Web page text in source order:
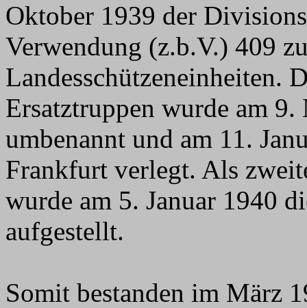
Oktober 1939 der
Verwendung (z.b.V.) 409
Landesschützeneinheiten.
Ersatztruppen wurde am
umbenannt und am 11.
Frankfurt verlegt. Als
wurde am 5. Januar 1940
aufgestellt.
Somit bestanden im März